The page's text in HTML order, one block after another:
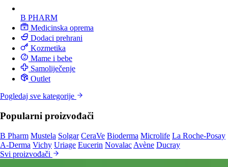
B PHARM
Medicinska oprema
Dodaci prehrani
Kozmetika
Mame i bebe
Samoliječenje
Outlet
Pogledaj sve kategorije
Popularni proizvođači
B Pharm Mustela Solgar CeraVe Bioderma Microlife La Roche-Posay
A-Derma Vichy Uriage Eucerin Novalac Avène Ducray
Svi proizvođači